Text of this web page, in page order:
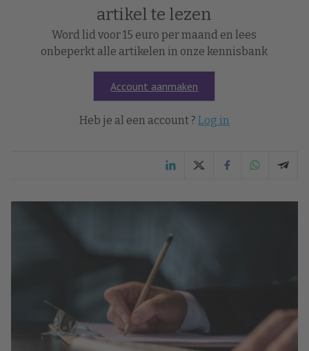
artikel te lezen
Word lid voor 15 euro per maand en lees
onbeperkt alle artikelen in onze kennisbank
Account aanmaken
Heb je al een account ? Log in